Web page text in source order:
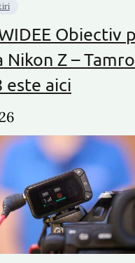
Obiectiv
Z –
este aici